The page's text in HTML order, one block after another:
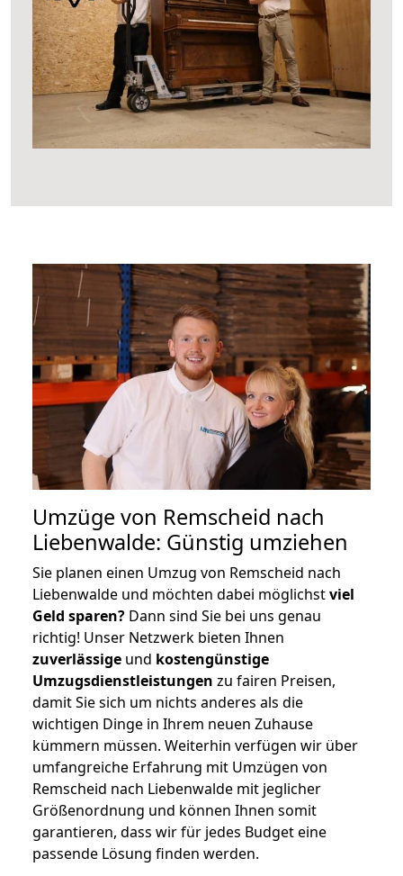
Umzüge von Remscheid nach
Liebenwalde: Günstig umziehen
Sie planen einen Umzug von Remscheid nach
Liebenwalde und möchten dabei möglichstviel
Geld sparen? Dann sind Sie bei uns genau
richtig! Unser Netzwerk bieten Ihnen
zuverlässige und kostengünstige
Umzugsdienstleistungen zu fairen Preisen,
damit Sie sich um nichts anderes als die
wichtigen Dinge in Ihrem neuen Zuhause
kümmern müssen. Weiterhin verfügen wir über
umfangreiche Erfahrung mit Umzügen von
Remscheid nach Liebenwalde mit jeglicher
Größenordnung und können Ihnen somit
garantieren, dass wir für jedes Budget eine
passende Lösung finden werden.